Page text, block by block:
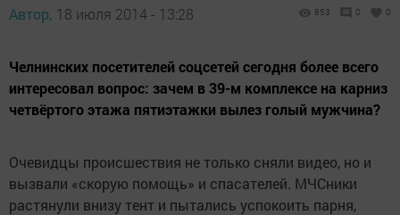
Автор, 18 июля 2014 - 13:28 853 0 0
Челнинских посетителей соцсетей сегодня более всего
интересовал вопрос: зачем в 39-м комплексе на карниз
четвёртого этажа пятиэтажки вылез голый мужчина?
Очевидцы происшествия не только сняли видео, но и
вызвали «скорую помощь» и спасателей. МЧСники
растянули внизу тент и пытались успокоить парня,